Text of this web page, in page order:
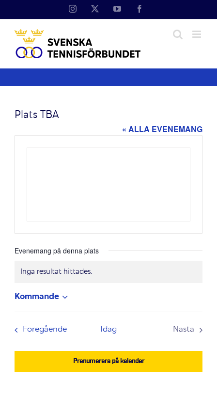
Instagram YouTube
Plats TBA
« ALLA EVENEMANG
Evenemang på denna plats
Notis
Inga resultat hittades.
Kommande
Välj
datum.
FöregåendeEvenemang
Idag
Nästa
Prenumerera på kalender